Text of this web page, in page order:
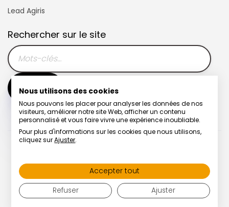
Lead Agiris
Rechercher sur le site
Télémaintenance | Hotline
© Copyright | Batappli Systemlog
Nous utilisons des cookies
Nous pouvons les placer pour analyser les données de nos
visiteurs, améliorer notre site Web, afficher un contenu
personnalisé et vous faire vivre une expérience inoubliable.
Pour plus d'informations sur les cookies que nous utilisons,
cliquez surAjuster.
Accepter tout
Refuser
Ajuster